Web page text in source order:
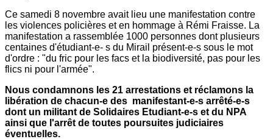
Ce samedi 8 novembre avait lieu une manifestation contre
les violences policières et en hommage à Rémi Fraisse. La
manifestation a rassemblée 1000 personnes dont plusieurs
centaines d'étudiant-e- s du Mirail présent-e-s sous le mot
d'ordre : "du fric pour les facs et la biodiversité, pas pour les
flics ni pour l'armée".
Nous condamnons les 21 arrestations et réclamons la
libération de chacun-e des manifestant-e-s arrêté-e-s
dont un militant de Solidaires Etudiant-e-s et du NPA
ainsi que l'arrêt de toutes poursuites judiciaires
éventuelles.